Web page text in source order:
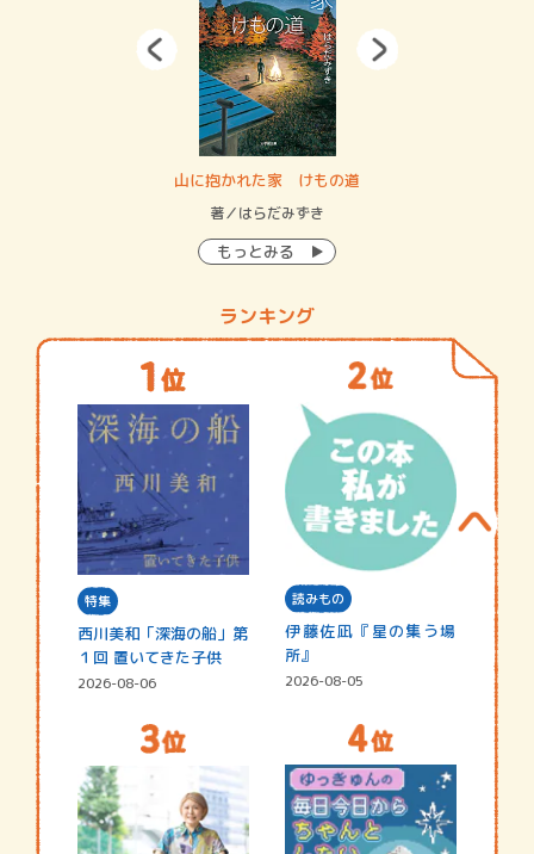
山に抱かれた家 けもの道
著／はらだみずき
もっとみる
ランキング
特集
西川美和「深海の船」第
１回 置いてきた子供
2026-08-06
読みもの
伊藤佐凪『星の集う場
所』
2026-08-05